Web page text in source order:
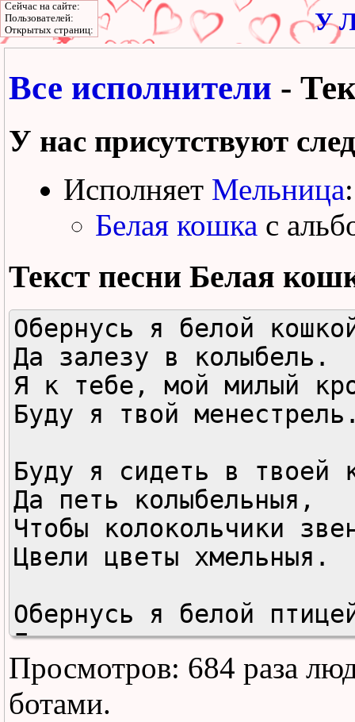
У
Все исполнители -
У нас присутствуют
Исполняет Мельница:
Белая кошка с
Текст песни Белая
Обернусь я белой
Да залезу в колыбель.
Я к тебе, мой милый
Буду я твой
Буду я сидеть в твоей
Да петь колыбельныя,
Чтобы колокольчики
Цвели цветы хмельныя.
Обернусь я белой
Да в окошко улечу,
Чтобы в ясно небо
К солнца яркому лучу.
Просмотров: 684 раза
ботами.
Сейчас на сайте:
Пользователей:
Открытых страниц: